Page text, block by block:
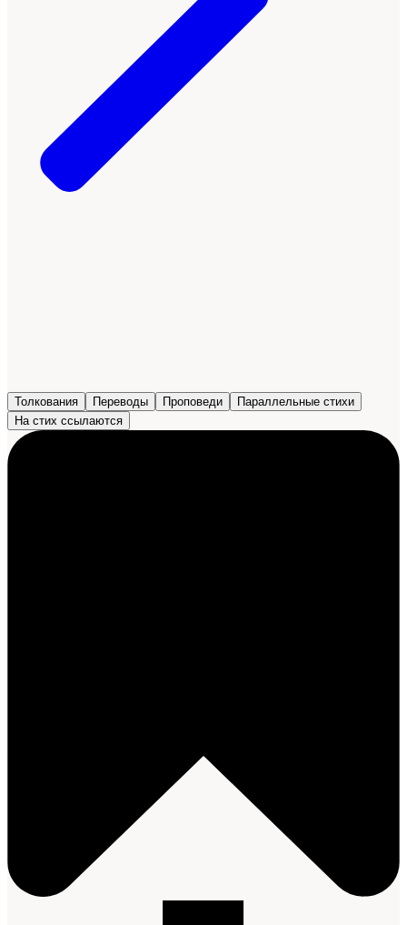
Толкования Переводы Проповеди
Параллельные стихи
На стих ссылаются